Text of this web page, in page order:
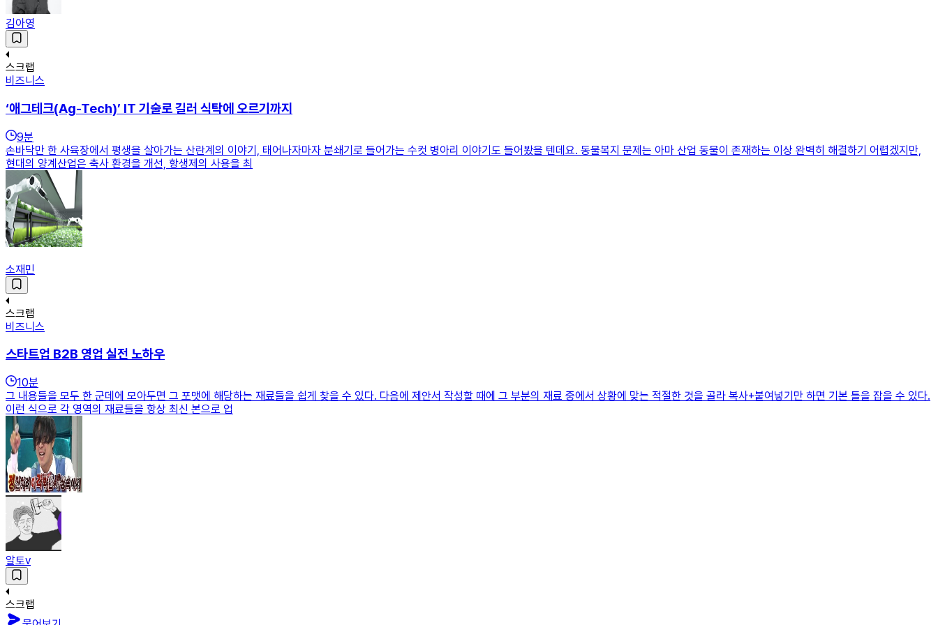
김아영
스크랩
비즈니스
‘애그테크(Ag-Tech)’ IT 기술로 길러 식탁에 오르기까지
9분
손바닥만 한 사육장에서 평생을 살아가는 산란계의 이야기, 태어나자마자 분쇄기로 들어가는 수컷 병아리 이야기도 들어봤을 텐데요. 동물복지 문제는 아마 산업 동물이 존재하는 이상 완벽히 해결하기 어렵겠지만,
현대의 양계산업은 축사 환경을 개선, 항생제의 사용을 최
소재민
스크랩
비즈니스
스타트업 B2B 영업 실전 노하우
10분
그 내용들을 모두 한 군데에 모아두면 그 포맷에 해당하는 재료들을 쉽게 찾을 수 있다. 다음에 제안서 작성할 때에 그 부분의 재료 중에서 상황에 맞는 적절한 것을 골라 복사+붙여넣기만 하면 기본 틀을 잡을 수 있다.
이런 식으로 각 영역의 재료들을 항상 최신 본으로 업
알토v
스크랩